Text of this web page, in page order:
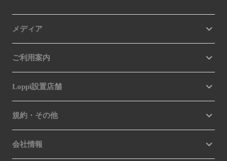
メディア
ご利用案内
Loppi設置店舗
規約・その他
会社情報